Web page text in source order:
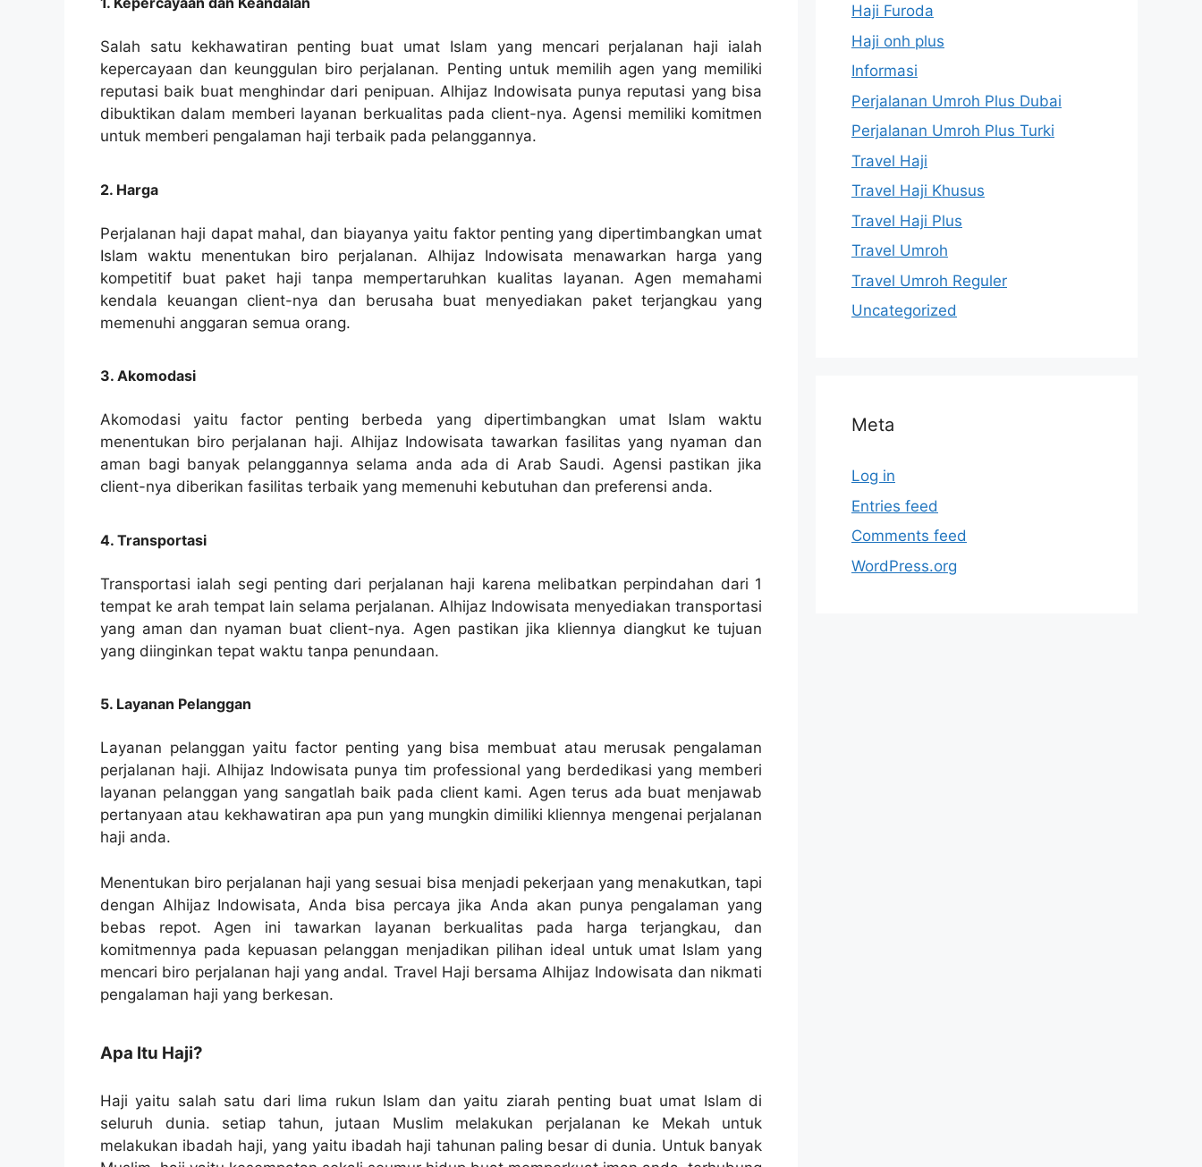
Salah satu kekhawatiran penting buat umat Islam yang mencari perjalanan haji ialah
kepercayaan dan keunggulan biro perjalanan. Penting untuk memilih agen yang memiliki
reputasi baik buat menghindar dari penipuan. Alhijaz Indowisata punya reputasi yang bisa
dibuktikan dalam memberi layanan berkualitas pada client-nya. Agensi memiliki komitmen
untuk memberi pengalaman haji terbaik pada pelanggannya.
2. Harga
Perjalanan haji dapat mahal, dan biayanya yaitu faktor penting yang dipertimbangkan umat
Islam waktu menentukan biro perjalanan. Alhijaz Indowisata menawarkan harga yang
kompetitif buat paket haji tanpa mempertaruhkan kualitas layanan. Agen memahami
kendala keuangan client-nya dan berusaha buat menyediakan paket terjangkau yang
memenuhi anggaran semua orang.
3. Akomodasi
Akomodasi yaitu factor penting berbeda yang dipertimbangkan umat Islam waktu
menentukan biro perjalanan haji. Alhijaz Indowisata tawarkan fasilitas yang nyaman dan
aman bagi banyak pelanggannya selama anda ada di Arab Saudi. Agensi pastikan jika
client-nya diberikan fasilitas terbaik yang memenuhi kebutuhan dan preferensi anda.
4. Transportasi
Transportasi ialah segi penting dari perjalanan haji karena melibatkan perpindahan dari 1
tempat ke arah tempat lain selama perjalanan. Alhijaz Indowisata menyediakan transportasi
yang aman dan nyaman buat client-nya. Agen pastikan jika kliennya diangkut ke tujuan
yang diinginkan tepat waktu tanpa penundaan.
5. Layanan Pelanggan
Layanan pelanggan yaitu factor penting yang bisa membuat atau merusak pengalaman
perjalanan haji. Alhijaz Indowisata punya tim professional yang berdedikasi yang memberi
layanan pelanggan yang sangatlah baik pada client kami. Agen terus ada buat menjawab
pertanyaan atau kekhawatiran apa pun yang mungkin dimiliki kliennya mengenai perjalanan
haji anda.
Menentukan biro perjalanan haji yang sesuai bisa menjadi pekerjaan yang menakutkan, tapi
dengan Alhijaz Indowisata, Anda bisa percaya jika Anda akan punya pengalaman yang
bebas repot. Agen ini tawarkan layanan berkualitas pada harga terjangkau, dan
komitmennya pada kepuasan pelanggan menjadikan pilihan ideal untuk umat Islam yang
mencari biro perjalanan haji yang andal. Travel Haji bersama Alhijaz Indowisata dan nikmati
pengalaman haji yang berkesan.
Apa Itu Haji?
Haji yaitu salah satu dari lima rukun Islam dan yaitu ziarah penting buat umat Islam di
seluruh dunia. setiap tahun, jutaan Muslim melakukan perjalanan ke Mekah untuk
melakukan ibadah haji, yang yaitu ibadah haji tahunan paling besar di dunia. Untuk banyak
Haji Furoda
Haji onh plus
Informasi
Perjalanan Umroh Plus Dubai
Perjalanan Umroh Plus Turki
Travel Haji
Travel Haji Khusus
Travel Haji Plus
Travel Umroh
Travel Umroh Reguler
Uncategorized
Meta
Log in
Entries feed
Comments feed
WordPress.org